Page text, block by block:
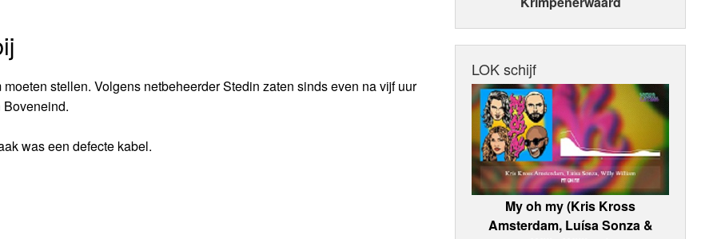
stellen. Volgens netbeheerder Stedin zaten sinds even na vijf uur
was een defecte kabel.
LOK schijf
My oh my (Kris Kross
Amsterdam, Luísa Sonza &